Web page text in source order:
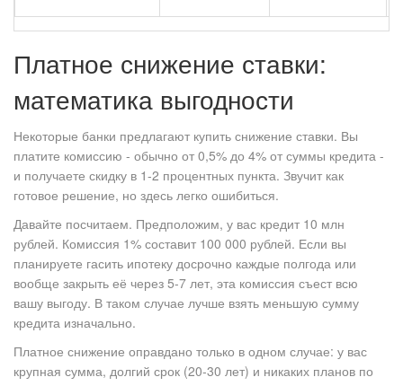
Платное снижение ставки:
математика выгодности
Некоторые банки предлагают купить снижение ставки. Вы
платите комиссию - обычно от 0,5% до 4% от суммы кредита -
и получаете скидку в 1-2 процентных пункта. Звучит как
готовое решение, но здесь легко ошибиться.
Давайте посчитаем. Предположим, у вас кредит 10 млн
рублей. Комиссия 1% составит 100 000 рублей. Если вы
планируете гасить ипотеку досрочно каждые полгода или
вообще закрыть её через 5-7 лет, эта комиссия съест всю
вашу выгоду. В таком случае лучше взять меньшую сумму
кредита изначально.
Платное снижение оправдано только в одном случае: у вас
крупная сумма, долгий срок (20-30 лет) и никаких планов по